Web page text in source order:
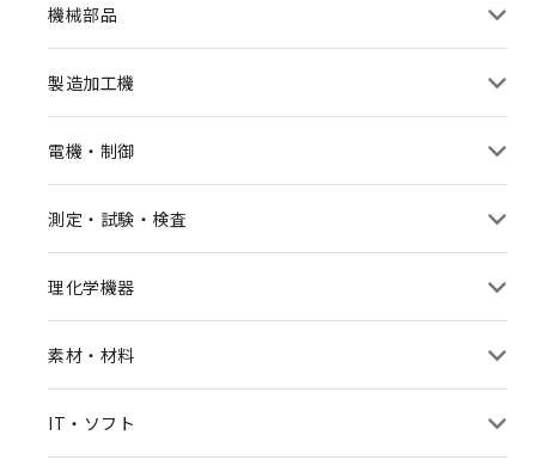
機械部品
製造加工機
電機・制御
測定・試験・検査
理化学機器
素材・材料
IT・ソフト